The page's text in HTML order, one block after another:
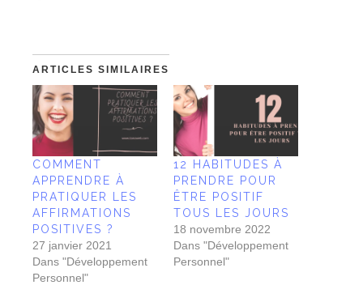
ARTICLES SIMILAIRES
COMMENT
APPRENDRE À
PRATIQUER LES
AFFIRMATIONS
POSITIVES ?
27 janvier 2021
Dans "Développement
Personnel"
12 HABITUDES À
PRENDRE POUR
ÊTRE POSITIF
TOUS LES JOURS
18 novembre 2022
Dans "Développement
Personnel"